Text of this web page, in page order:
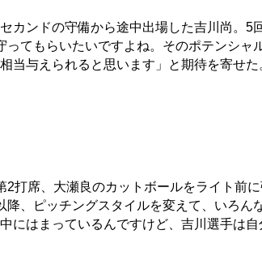
カンドの守備から途中出場した吉川尚。5
ってもらいたいですよね。そのポテンシ
当与えられると思います」と期待を寄せた
打席、大瀬良のカットボールをライト前
降、ピッチングスタイルを変えて、いろ
にはまっているんですけど、吉川選手は